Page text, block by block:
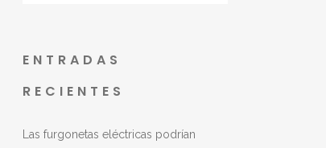
ENTRADAS
RECIENTES
Las furgonetas eléctricas podrían